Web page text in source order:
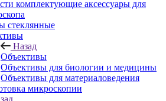
комплектующие аксессуары для
стеклянные
Назад
Объективы
Объективы для биологии и медицины
Объективы для материаловедения
микроскопии